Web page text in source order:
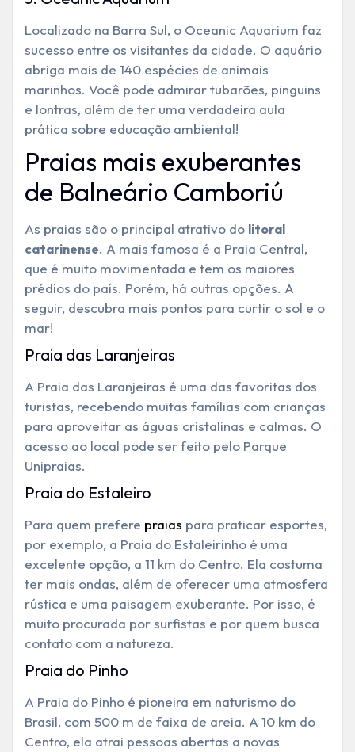
Localizado na Barra Sul, o Oceanic Aquarium faz
sucesso entre os visitantes da cidade. O aquário
abriga mais de 140 espécies de animais
marinhos. Você pode admirar tubarões, pinguins
e lontras, além de ter uma verdadeira aula
prática sobre educação ambiental!
Praias mais exuberantes
de Balneário Camboriú
As praias são o principal atrativo do litoral
catarinense. A mais famosa é a Praia Central,
que é muito movimentada e tem os maiores
prédios do país. Porém, há outras opções. A
seguir, descubra mais pontos para curtir o sol e o
mar!
Praia das Laranjeiras
A Praia das Laranjeiras é uma das favoritas dos
turistas, recebendo muitas famílias com crianças
para aproveitar as águas cristalinas e calmas. O
acesso ao local pode ser feito pelo Parque
Unipraias.
Praia do Estaleiro
Para quem prefere praias para praticar esportes,
por exemplo, a Praia do Estaleirinho é uma
excelente opção, a 11 km do Centro. Ela costuma
ter mais ondas, além de oferecer uma atmosfera
rústica e uma paisagem exuberante. Por isso, é
muito procurada por surfistas e por quem busca
contato com a natureza.
Praia do Pinho
A Praia do Pinho é pioneira em naturismo do
Brasil, com 500 m de faixa de areia. A 10 km do
Centro, ela atrai pessoas abertas a novas